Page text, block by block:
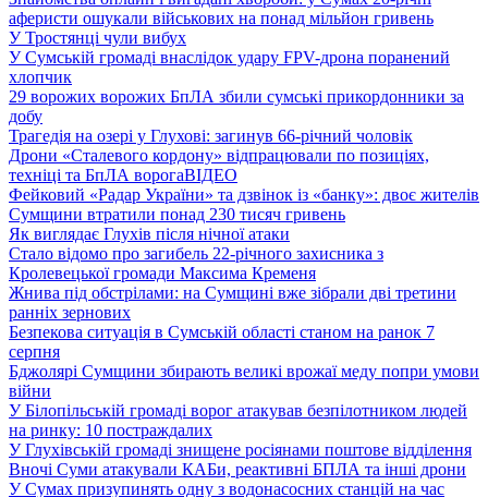
аферисти ошукали військових на понад мільйон гривень
У Тростянці чули вибух
У Сумській громаді внаслідок удару FPV-дрона поранений
хлопчик
29 ворожих ворожих БпЛА збили сумські прикордонники за
добу
Трагедія на озері у Глухові: загинув 66-річний чоловік
Дрони «Сталевого кордону» відпрацювали по позиціях,
техніці та БпЛА ворогаВІДЕО
Фейковий «Радар України» та дзвінок із «банку»: двоє жителів
Сумщини втратили понад 230 тисяч гривень
Як виглядає Глухів після нічної атаки
Стало відомо про загибель 22-річного захисника з
Кролевецької громади Максима Кременя
Жнива під обстрілами: на Сумщині вже зібрали дві третини
ранніх зернових
Безпекова ситуація в Сумській області станом на ранок 7
серпня
Бджолярі Сумщини збирають великі врожаї меду попри умови
війни
У Білопільській громаді ворог атакував безпілотником людей
на ринку: 10 постраждалих
У Глухівській громаді знищене росіянами поштове відділення
Вночі Суми атакували КАБи, реактивні БПЛА та інші дрони
У Сумах призупинять одну з водонасосних станцій на час